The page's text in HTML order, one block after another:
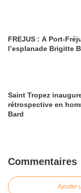
FREJUS : A Port-
l’esplanade Brigitte
Saint Tropez
rétrospective en
Bard
Commentaires
Ajouter